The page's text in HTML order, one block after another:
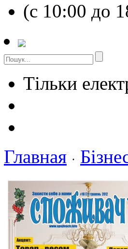
(с 10:00 до
Тільки
Главная ·